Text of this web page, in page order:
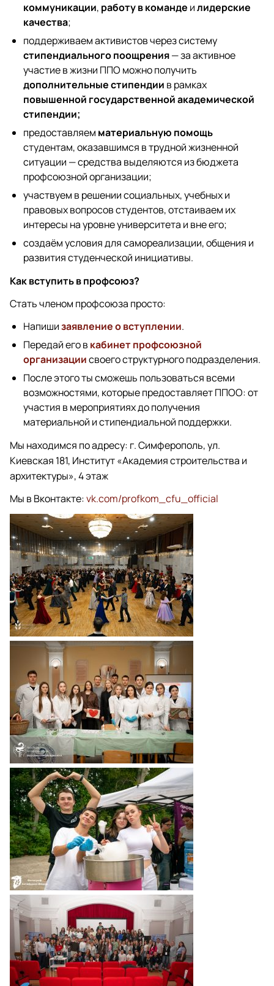
коммуникации, работу в команде илидерские
качества;
поддерживаем активистов через систему
стипендиального поощрения— за активное
участие в жизни ППО можно получить
дополнительные стипендии в рамках
повышенной государственной академической
стипендии;
предоставляем материальную помощь
студентам, оказавшимся в трудной жизненной
ситуации — средства выделяются из бюджета
профсоюзной организации;
участвуем в решении социальных, учебных и
правовых вопросов студентов, отстаиваем их
интересы на уровне университета и вне его;
создаём условия для самореализации, общения и
развития студенческой инициативы.
Как вступить в профсоюз?
Стать членом профсоюза просто:
Напишизаявление о вступлении.
Передай его в кабинет профсоюзной
организациисвоего структурного подразделения.
После этого ты сможешь пользоваться всеми
возможностями, которые предоставляет ППОО: от
участия в мероприятиях до получения
материальной и стипендиальной поддержки.
Мы находимся по адресу: г. Симферополь, ул.
Киевская 181, Институт «Академия строительства и
архитектуры», 4 этаж
Мы в Вконтакте:vk.com/profkom_cfu_official